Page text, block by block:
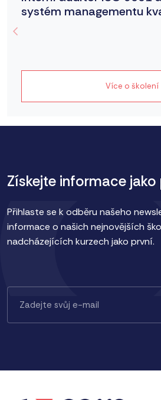
systém managementu
Více o školení
Získejte informace jako
Přihlaste se k odběru našeho
informace o našich nejnovějších
nadcházejících kurzech jako první.